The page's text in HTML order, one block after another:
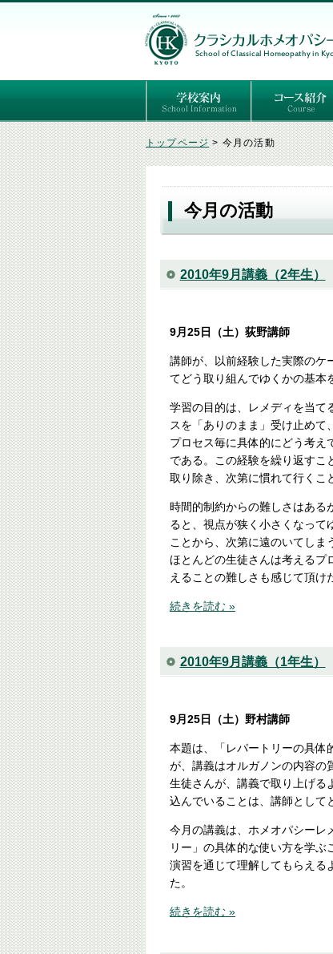
ごあいさつ
３つの基本理念
講師紹介
国際セミナー
ある日の学校生活（写真）
推薦者の声
よくあるご質問
予定表 はじめてのホ
セルフケアコ
専門コース（
専門コース（
専門コース編
トップページ>今月の活動
今月の活動
2010年9月講義（2年生）
9月25日（土）荻野講師
講師が、以前経験した実際のケ
てどう取り組んでゆくかの基本
学習の目的は、レメディを当て
スを「ありのまま」受け止めて
プロセス毎に具体的にどう考え
である。この経験を繰り返すこ
取り除き、次第に慣れて行くこ
時間的制約からの難しさはある
ると、視点が狭く小さくなって
ことから、次第に遠のいてしま
ほとんどの生徒さんは考えるプ
えることの難しさも感じて頂け
続きを読む »
2010年9月講義（1年生）
9月25日（土）野村講師
本題は、「レパートリーの具体
が、講義はオルガノンの内容の
生徒さんが、講義で取り上げる
込んでいることは、講師として
今月の講義は、ホメオパシーレ
リー」の具体的な使い方を学ぶ
演習を通じて理解してもらえる
た。
続きを読む »